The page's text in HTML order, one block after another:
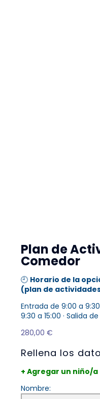
Plan de
Comedor
🕘 Horario de la
(plan de
Entrada de 9:00 a
9:30 a 15:00 · Salida
280,00 €
Rellena los
+ Agregar un niño/a
Nombre: